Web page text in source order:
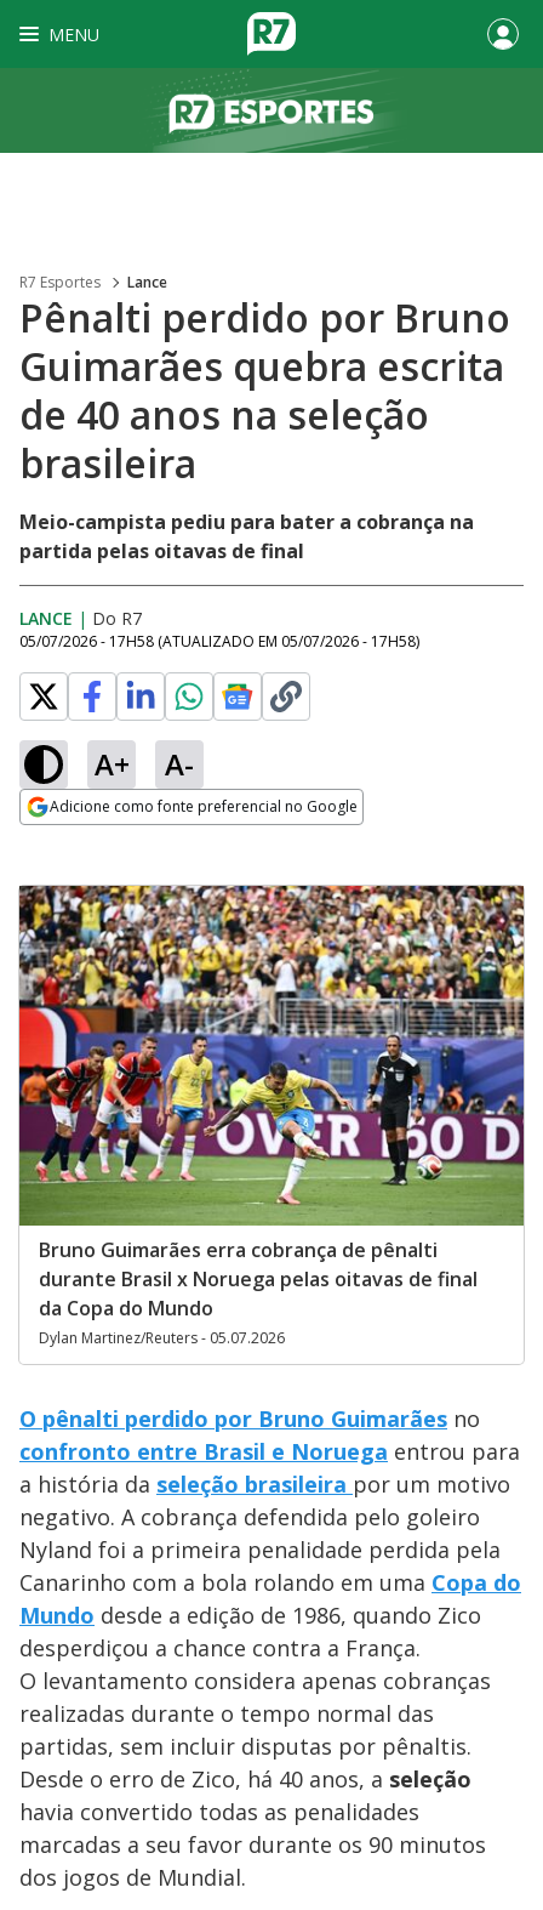
MENU
R7 Esportes Lance
Pênalti perdido por Bruno
Guimarães quebra escrita
de 40 anos na seleção
brasileira
Meio-campista pediu para bater a cobrança na
partida pelas oitavas de final
LANCE | Do R7
05/07/2026 - 17H58 (ATUALIZADO EM 05/07/2026 - 17H58)
A+ A-
Adicione como fonte preferencial no Google
Bruno Guimarães erra cobrança de pênalti
durante Brasil x Noruega pelas oitavas de final
da Copa do Mundo
Dylan Martinez/Reuters - 05.07.2026
O pênalti perdido por Bruno Guimarães no
confronto entre Brasil e Noruega entrou para
a história da seleção brasileira por um motivo
negativo. A cobrança defendida pelo goleiro
Nyland foi a primeira penalidade perdida pela
Canarinho com a bola rolando em uma Copa do
Mundo desde a edição de 1986, quando Zico
desperdiçou a chance contra a França.
O levantamento considera apenas cobranças
realizadas durante o tempo normal das
partidas, sem incluir disputas por pênaltis.
Desde o erro de Zico, há 40 anos, a seleção
havia convertido todas as penalidades
marcadas a seu favor durante os 90 minutos
dos jogos de Mundial.